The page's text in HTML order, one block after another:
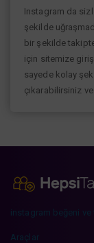
Instagram da
şekilde
bir şekilde
için sitemize
sayede kolay
çıkarabilirsiniz
instagram beğeni ve
Araçlar